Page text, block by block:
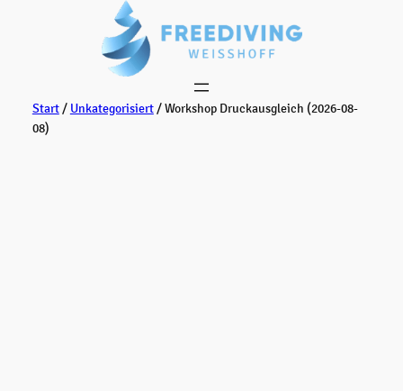
Start/ Unkategorisiert/ Workshop Druckausgleich (2026-08-
08)